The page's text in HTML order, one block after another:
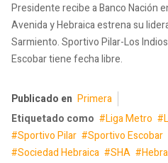
Presidente recibe a Banco Nación
Avenida y Hebraica estrena su
Sarmiento. Sportivo Pilar-Los
Escobar tiene fecha libre.
Publicado en Primera
Etiquetado como
Liga Metro
Sportivo Pilar
Sportivo Escobar
Sociedad Hebraica
SHA